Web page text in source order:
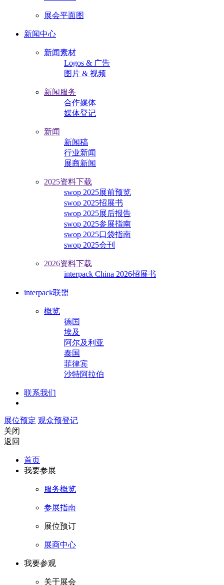
展会平面图
新闻中心
新闻素材
Logos & 广告
图片 & 视频
新闻服务
合作媒体
媒体登记
新闻
新闻稿
行业新闻
展商新闻
2025资料下载
swop 2025展前预览
swop 2025招展书
swop 2025展后报告
swop 2025参展指南
swop 2025口袋指南
swop 2025会刊
2026资料下载
interpack China 2026招展书
interpack联盟
概览
德国
埃及
阿尔及利亚
泰国
菲律宾
沙特阿拉伯
联系我们
展位预定 观众预登记
关闭
返回
首页
我要参展
服务概览
参展指南
展位预订
展商中心
我要参观
关于展会